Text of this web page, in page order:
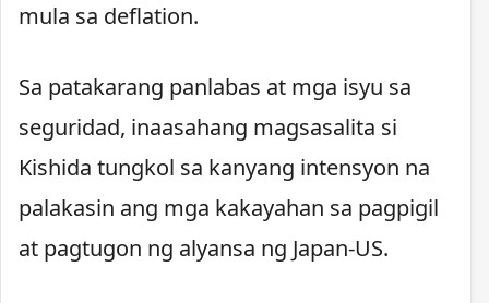
mula sa deflation.
Sa patakarang panlabas at mga isyu sa
seguridad, inaasahang magsasalita si
Kishida tungkol sa kanyang intensyon na
palakasin ang mga kakayahan sa pagpigil
at pagtugon ng alyansa ng Japan-US.